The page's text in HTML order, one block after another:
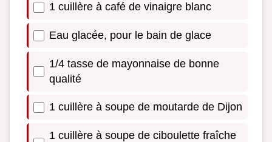
1 cuillère à café de vinaigre blanc
Eau glacée, pour le bain de glace
1/4 tasse de mayonnaise de bonne
qualité
1 cuillère à soupe de moutarde de Dijon
1 cuillère à soupe de ciboulette fraîche